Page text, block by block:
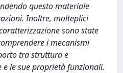
questo materiale
Inoltre, molteplici
sono state
i mecanismi
tra struttura e
le sue proprietà funzionali.